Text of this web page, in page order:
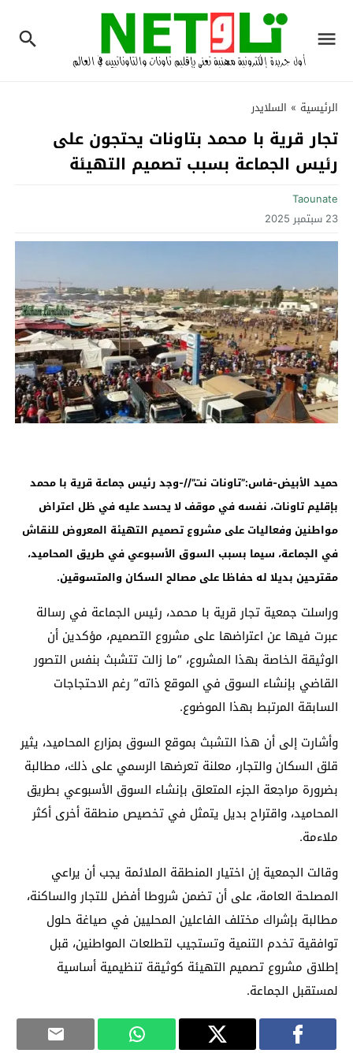
الرئيسية » السلايدر
تجار قرية با محمد بتاونات يحتجون على
رئيس الجماعة بسبب تصميم التهيئة
Taounate
23 سبتمبر 2025
حميد الأبيض-فاس:”تاونات نت”//-وجد رئيس جماعة قرية با محمد
بإقليم تاونات، نفسه في موقف لا يحسد عليه في ظل اعتراض
مواطنين وفعاليات على مشروع تصميم التهيئة المعروض للنقاش
في الجماعة، سيما بسبب السوق الأسبوعي في طريق المحاميد،
مقترحين بديلا له حفاظا على مصالح السكان والمتسوقين.
وراسلت جمعية تجار قرية با محمد، رئيس الجماعة في رسالة
عبرت فيها عن اعتراضها على مشروع التصميم، مؤكدين أن
الوثيقة الخاصة بهذا المشروع، “ما زالت تتشبث بنفس التصور
القاضي بإنشاء السوق في الموقع ذاته” رغم الاحتجاجات
السابقة المرتبط بهذا الموضوع.
وأشارت إلى أن هذا التشبث بموقع السوق بمزارع المحاميد، يثير
قلق السكان والتجار، معلنة تعرضها الرسمي على ذلك، مطالبة
بضرورة مراجعة الجزء المتعلق بإنشاء السوق الأسبوعي بطريق
المحاميد، واقتراح بديل يتمثل في تخصيص منطقة أخرى أكثر
ملاءمة.
وقالت الجمعية إن اختيار المنطقة الملائمة يجب أن يراعي
المصلحة العامة، على أن تضمن شروطا أفضل للتجار والساكنة،
مطالبة بإشراك مختلف الفاعلين المحليين في صياغة حلول
توافقية تخدم التنمية وتستجيب لتطلعات المواطنين، قبل
إطلاق مشروع تصميم التهيئة كوثيقة تنظيمية أساسية
لمستقبل الجماعة.